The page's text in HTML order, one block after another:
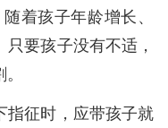
着孩子年龄增长、
要孩子没有不适，
指征时，应带孩子就